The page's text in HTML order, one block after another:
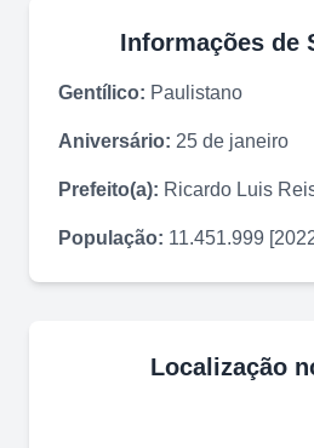
Informações de
Gentílico: Paulistano
Aniversário: 25 de janeiro
Prefeito(a): Ricardo Luis
População: 11.451.999
Localização